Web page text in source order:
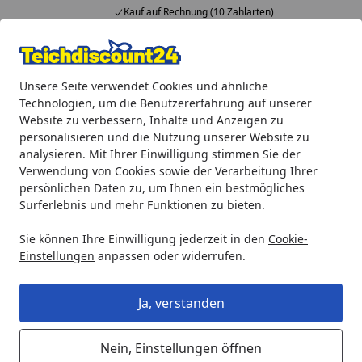
Unsere Seite verwendet Cookies und ähnliche
Technologien, um die Benutzererfahrung auf unserer
Website zu verbessern, Inhalte und Anzeigen zu
personalisieren und die Nutzung unserer Website zu
analysieren. Mit Ihrer Einwilligung stimmen Sie der
Verwendung von Cookies sowie der Verarbeitung Ihrer
persönlichen Daten zu, um Ihnen ein bestmögliches
Surferlebnis und mehr Funktionen zu bieten.
Sie können Ihre Einwilligung jederzeit in den Cookie-
Einstellungen anpassen oder widerrufen.
Ja, verstanden
Nein, Einstellungen öffnen
Kauf auf Rechnung (10 Zahlarten)
Alle Produkte
Mein Konto
Suchen
Startseite
Heissner O-Ring für UVC Quartzglas für FPU16000/
Heissner O-Ring für UVC Quartzglas
für FPU16000/FPU24000 (ab 2021)